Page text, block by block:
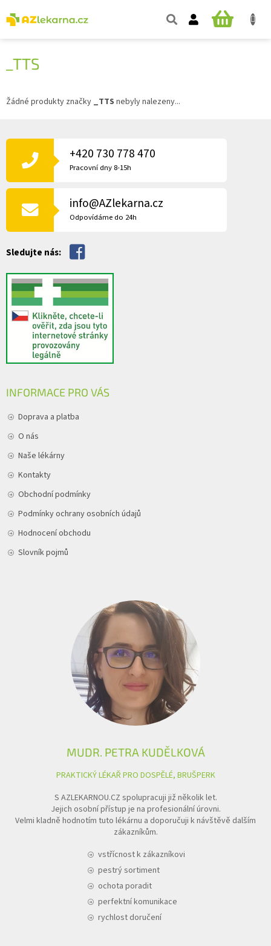
na
obsah
NÁKUPNÍ
_TTS
Žádné produkty značky _TTS nebyly nalezeny...
Á
T
+420 730 778 470
Pracovní dny 8-15h
info@AZlekarna.cz
Odpovídáme do 24h
Sledujte nás:
INFORMACE PRO VÁS
Doprava a platba
O nás
Naše lékárny
Kontakty
Obchodní podmínky
Podmínky ochrany osobních údajů
Hodnocení obchodu
Slovník pojmů
MUDR. PETRA KUDĚLKOVÁ
PRAKTICKÝ LÉKAŘ PRO DOSPĚLÉ, BRUŠPERK
S AZLEKARNOU.CZ spolupracuji již několik let.
Jejich osobní přístup je na profesionální úrovni.
Velmi kladně hodnotím tuto lékárnu a doporučuji k návštěvě dalším
zákazníkům.
vstřícnost k zákazníkovi
pestrý sortiment
ochota poradit
perfektní komunikace
rychlost doručení